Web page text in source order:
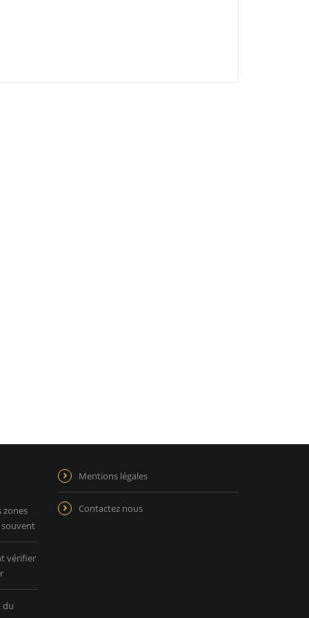
zones
souvent
vérifier
du
Mentions légales
Contactez nous